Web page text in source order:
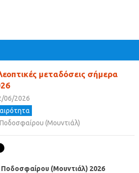
μεταδόσεις σήμερα
06/2026
(Μουντιάλ)
(Μουντιάλ) 2026